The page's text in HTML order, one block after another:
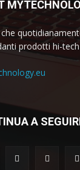
prodotti hi-
A